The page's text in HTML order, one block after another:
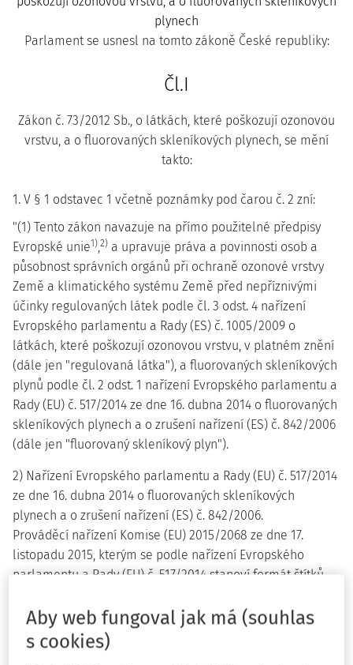
plynech
Parlament se usnesl na tomto zákoně České republiky:
Čl.I
Zákon č. 73/2012 Sb., o látkách, které poškozují ozonovou
vrstvu, a o fluorovaných skleníkových plynech, se mění
takto:
1. V § 1 odstavec 1 včetně poznámky pod čarou č. 2 zní:
"(1) Tento zákon navazuje na přímo použitelné předpisy
Evropské unie1),2) a upravuje práva a povinnosti osob a
působnost správních orgánů při ochraně ozonové vrstvy
Země a klimatického systému Země před nepříznivými
účinky regulovaných látek podle čl. 3 odst. 4 nařízení
Evropského parlamentu a Rady (ES) č. 1005/2009 o
látkách, které poškozují ozonovou vrstvu, v platném znění
(dále jen "regulovaná látka"), a fluorovaných skleníkových
plynů podle čl. 2 odst. 1 nařízení Evropského parlamentu a
Rady (EU) č. 517/2014 ze dne 16. dubna 2014 o fluorovaných
skleníkových plynech a o zrušení nařízení (ES) č. 842/2006
(dále jen "fluorovaný skleníkový plyn").
2) Nařízení Evropského parlamentu a Rady (EU) č. 517/2014
ze dne 16. dubna 2014 o fluorovaných skleníkových
plynech a o zrušení nařízení (ES) č. 842/2006.
Prováděcí nařízení Komise (EU) 2015/2068 ze dne 17.
listopadu 2015, kterým se podle nařízení Evropského
parlamentu a Rady (EU) č. 517/2014 stanoví formát štítků
plyny.
Prováděcí nařízení Komise (EU) 2015/2067 ze dne 17.
listopadu 2015, kterým se podle nařízení Evropského
Aby web fungoval jak má (souhlas
s cookies)